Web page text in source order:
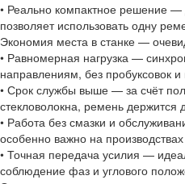
• Реально компактное решение
позволяет использовать одну
Экономия места в станке —
• Равномерная нагрузка —
направлениям, без пробуксовок и
• Срок службы выше — за счёт
стекловолокна, ремень держится
• Работа без смазки и
особенно важно на
• Точная передача усилия —
соблюдение фаз и углового